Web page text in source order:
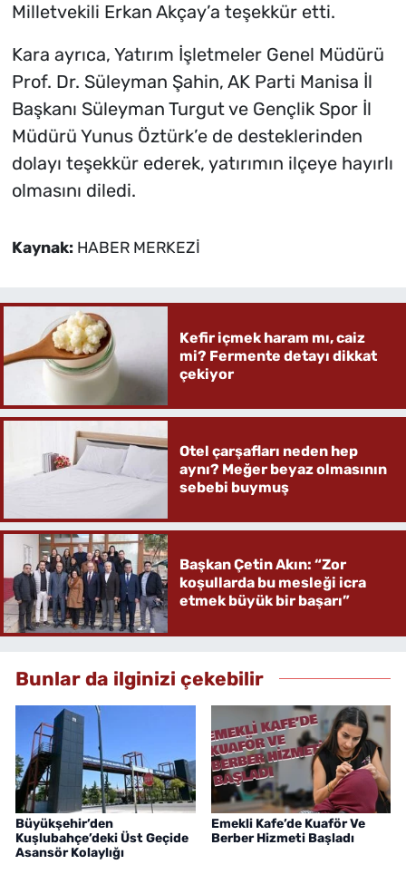
Milletvekili Erkan Akçay’a teşekkür etti.
Kara ayrıca, Yatırım İşletmeler Genel Müdürü
Prof. Dr. Süleyman Şahin, AK Parti Manisa İl
Başkanı Süleyman Turgut ve Gençlik Spor İl
Müdürü Yunus Öztürk’e de desteklerinden
dolayı teşekkür ederek, yatırımın ilçeye hayırlı
olmasını diledi.
Kaynak: HABER MERKEZİ
Kefir içmek haram mı, caiz
mi? Fermente detayı dikkat
çekiyor
Otel çarşafları neden hep
aynı? Meğer beyaz olmasının
sebebi buymuş
Başkan Çetin Akın: “Zor
koşullarda bu mesleği icra
etmek büyük bir başarı”
Bunlar da ilginizi çekebilir
Büyükşehir’den
Kuşlubahçe’deki Üst Geçide
Asansör Kolaylığı
Emekli Kafe’de Kuaför Ve
Berber Hizmeti Başladı